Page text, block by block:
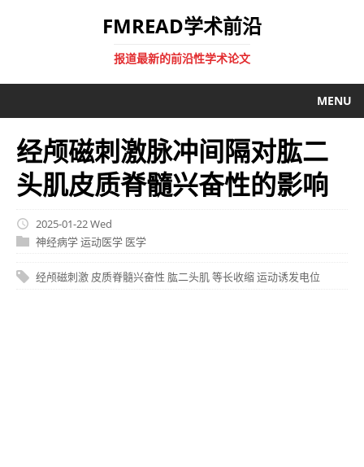
FMREAD学术前沿
报道最新的前沿性学术论文
MENU
经颅磁刺激脉冲间隔对肱二
头肌皮质脊髓兴奋性的影响
2025-01-22 Wed
神经病学运动医学 医学
经颅磁刺激 皮质脊髓兴奋性 肱二头肌等长收缩运动诱发电位